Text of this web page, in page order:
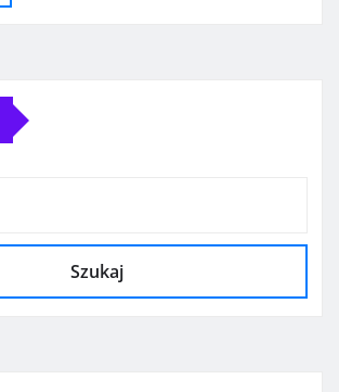
Szukaj